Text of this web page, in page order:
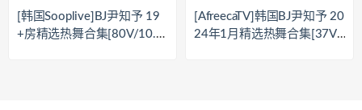
[韩国Sooplive]BJ尹知予 19
+房精选热舞合集[80V/10.2
[AfreecaTV]韩国BJ尹知予 20
24年1月精选热舞合集[37V/